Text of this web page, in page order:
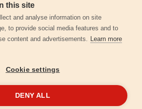
- Minden jog fenntartva
védelme
this site
and analyse information on site
to provide social media features and to
content and advertisements. Learn more
Cookie settings
DENY ALL